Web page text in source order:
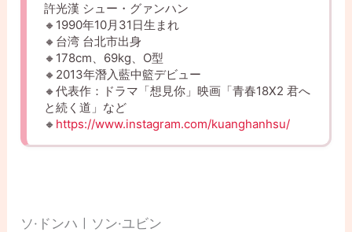
許光漢 シュー・グァンハン
🔸1990年10月31日生まれ
🔸台湾 台北市出身
🔸178cm、69kg、O型
🔸2013年潛入藍中籃デビュー
🔸代表作：ドラマ「想見你」映画「青春18X2 君へ
と続く道」など
🔸 https://www.instagram.com/kuanghanhsu/
ソ·ドンハㅣソン·ユビン